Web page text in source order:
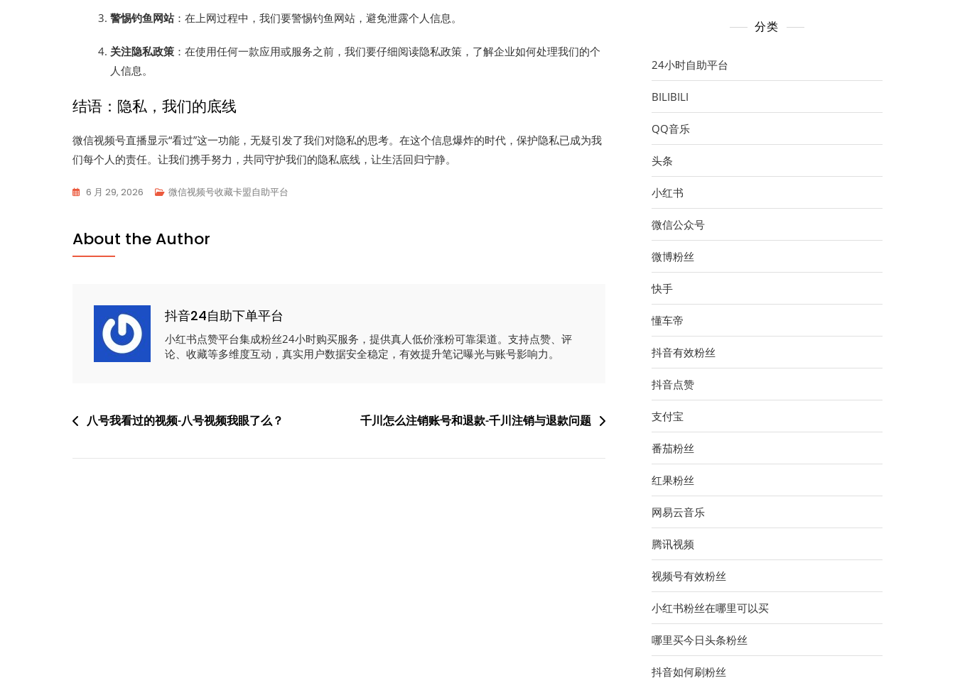
警惕钓鱼网站：在上网过程中，我们要警惕钓鱼网站，避免泄露个人信息。
关注隐私政策 ：在使用任何一款应用或服务之前，我们要仔细阅读隐私政策，了解企业如何处理我们的个
人信息。
结语：隐私，我们的底线
微信视频号直播显示“看过”这一功能，无疑引发了我们对隐私的思考。在这个信息爆炸的时代，保护隐私已成为我
们每个人的责任。让我们携手努力，共同守护我们的隐私底线，让生活回归宁静。
6 月 29, 2026 微信视频号收藏卡盟自助平台
About the Author
抖音24自助下单平台
小红书点赞平台集成粉丝24小时购买服务，提供真人低价涨粉可靠渠道。支持点赞、评
论、收藏等多维度互动，真实用户数据安全稳定，有效提升笔记曝光与账号影响力。
文八号我看过的视频-八号视频我眼了么？ 千川怎么注销账号和退款-千川注销与退款问题
分类
24小时自助平台
BILIBILI
QQ音乐
头条
小红书
微信公众号
微博粉丝
快手
懂车帝
抖音有效粉丝
抖音点赞
支付宝
番茄粉丝
红果粉丝
网易云音乐
腾讯视频
视频号有效粉丝
小红书粉丝在哪里可以买
哪里买今日头条粉丝
抖音如何刷粉丝